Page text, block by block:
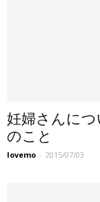
妊婦さんに
のこと
lovemo - 2015/07/03